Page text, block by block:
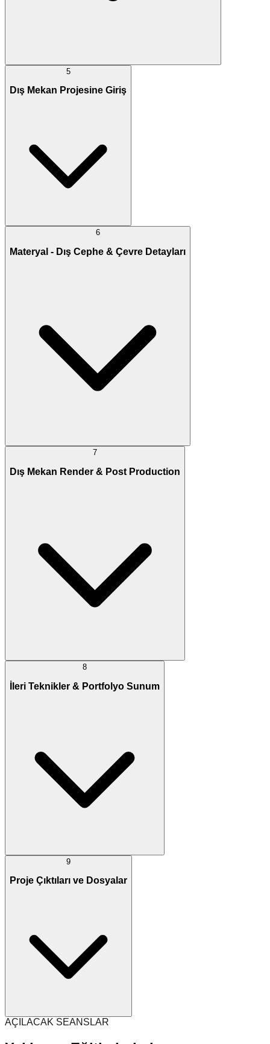
5
Dış Mekan Projesine Giriş
6
Materyal - Dış Cephe & Çevre Detayları
7
Dış Mekan Render & Post Production
8
İleri Teknikler & Portfolyo Sunum
9
Proje Çıktıları ve Dosyalar
AÇILACAK SEANSLAR